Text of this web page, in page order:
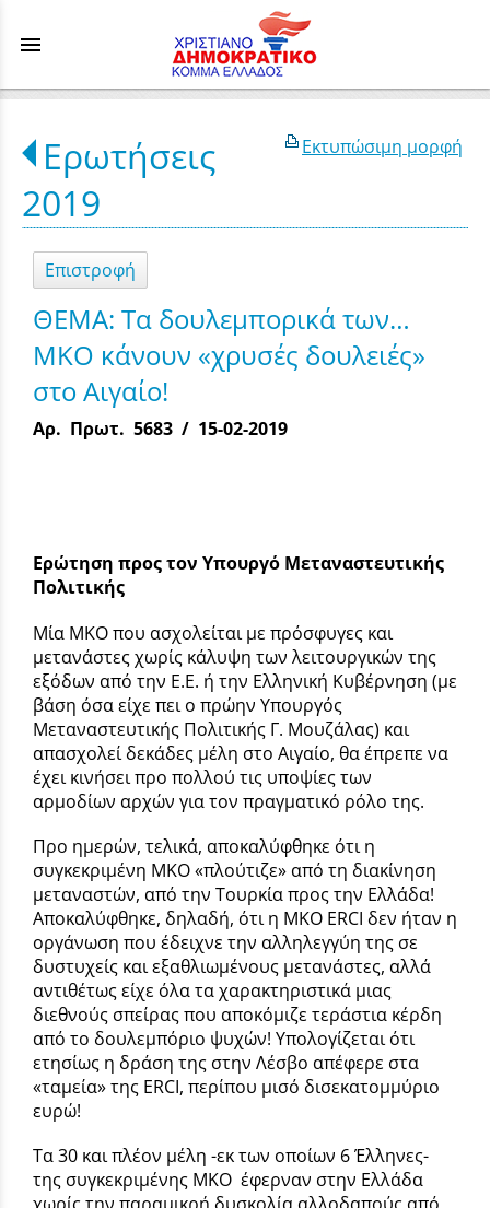
menu
Εκτυπώσιμη μορφή
Ερωτήσεις
2019
Επιστροφή
ΘΕΜΑ: Τα δουλεμπορικά των…
ΜΚΟ κάνουν «χρυσές δουλειές»
στο Αιγαίο!
Αρ. Πρωτ. 5683 / 15-02-2019
Ερώτηση προς τον Υπουργό Μεταναστευτικής
Πολιτικής
Μία ΜΚΟ που ασχολείται με πρόσφυγες και
μετανάστες χωρίς κάλυψη των λειτουργικών της
εξόδων από την Ε.Ε. ή την Ελληνική Κυβέρνηση (με
βάση όσα είχε πει ο πρώην Υπουργός
Μεταναστευτικής Πολιτικής Γ. Μουζάλας) και
απασχολεί δεκάδες μέλη στο Αιγαίο, θα έπρεπε να
έχει κινήσει προ πολλού τις υποψίες των
αρμοδίων αρχών για τον πραγματικό ρόλο της.
Προ ημερών, τελικά, αποκαλύφθηκε ότι η
συγκεκριμένη ΜΚΟ «πλούτιζε» από τη διακίνηση
μεταναστών, από την Τουρκία προς την Ελλάδα!
Αποκαλύφθηκε, δηλαδή, ότι η ΜΚΟ ERCI δεν ήταν η
οργάνωση που έδειχνε την αλληλεγγύη της σε
δυστυχείς και εξαθλιωμένους μετανάστες, αλλά
αντιθέτως είχε όλα τα χαρακτηριστικά μιας
διεθνούς σπείρας που αποκόμιζε τεράστια κέρδη
από το δουλεμπόριο ψυχών! Υπολογίζεται ότι
ετησίως η δράση της στην Λέσβο απέφερε στα
«ταμεία» της ERCI, περίπου μισό δισεκατομμύριο
ευρώ!
Τα 30 και πλέον μέλη -εκ των οποίων 6 Έλληνες-
της συγκεκριμένης ΜΚΟ έφερναν στην Ελλάδα